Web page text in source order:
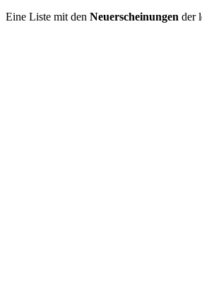
Eine Liste mit den Neuerscheinungen der